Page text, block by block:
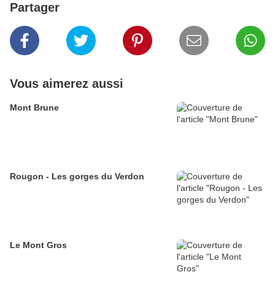
Partager
Vous aimerez aussi
Mont Brune
Rougon - Les gorges du Verdon
Le Mont Gros